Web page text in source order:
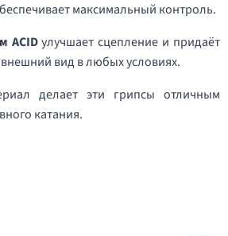
максимальный контроль.
ACIDулучшает сцепление и придаёт
вид в любых условиях.
делает эти грипсы отличным
катания.